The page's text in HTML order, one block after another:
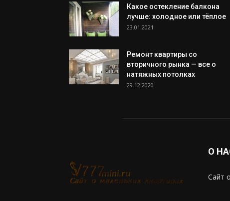
Какое остекление балкона
лучше: холодное или тёплое
23.01.2021
Ремонт квартиры со
вторичного рынка — все о
натяжных потолках
29.12.2020
О
Сайт